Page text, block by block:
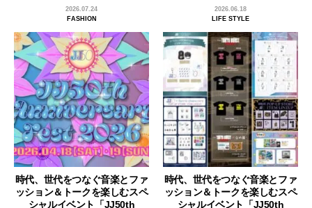
2026.07.24
FASHION
2026.06.18
LIFE STYLE
時代、世代をつなぐ音楽とファ
ッション＆トークを楽しむスペ
シャルイベント「JJ50th
時代、世代をつなぐ音楽とファ
ッション＆トークを楽しむスペ
シャルイベント「JJ50th